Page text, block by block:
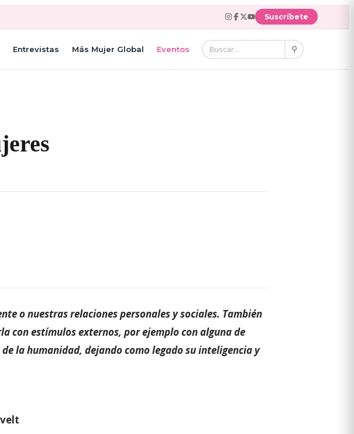
Suscríbete
Entrevistas Más Mujer Global Eventos ⚲
o nuestras relaciones personales y sociales. También
con estímulos externos, por ejemplo con alguna de
la humanidad, dejando como legado su inteligencia y